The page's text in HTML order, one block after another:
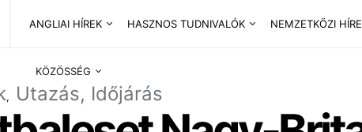
ANGLIAI HÍREK HASZNOS TUDNIVALÓK NEMZETKÖZI
KÖZÖSSÉG
Utazás, Időjárás